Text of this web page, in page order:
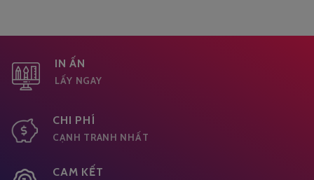
IN ẤN
LẤY NGAY
CHI PHÍ
CẠNH TRANH NHẤT
CAM KẾT